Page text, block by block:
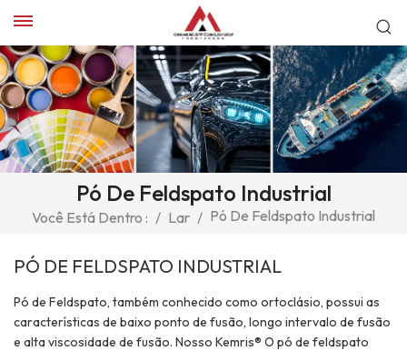
Pó De Feldspato Industrial
Você Está Dentro : / Lar / Pó De Feldspato Industrial
PÓ DE FELDSPATO INDUSTRIAL
Pó de Feldspato, também conhecido como ortoclásio, possui as
características de baixo ponto de fusão, longo intervalo de fusão
e alta viscosidade de fusão. Nosso Kemris® O pó de feldspato